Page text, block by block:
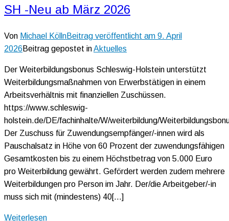
SH -Neu ab März 2026
Von Michael KöllnBeitrag veröffentlicht am 9. April
2026 Beitrag gepostet inAktuelles
Der Weiterbildungsbonus Schleswig-Holstein unterstützt
Weiterbildungsmaßnahmen von Erwerbstätigen in einem
Arbeitsverhältnis mit finanziellen Zuschüssen.
https://www.schleswig-
holstein.de/DE/fachinhalte/W/weiterbildung/
Der Zuschuss für Zuwendungsempfänger/-innen wird als
Pauschalsatz in Höhe von 60 Prozent der zuwendungsfähigen
Gesamtkosten bis zu einem Höchstbetrag von 5.000 Euro
pro Weiterbildung gewährt. Gefördert werden zudem mehrere
Weiterbildungen pro Person im Jahr. Der/die Arbeitgeber/-in
muss sich mit (mindestens) 40[…]
Weiterlesen